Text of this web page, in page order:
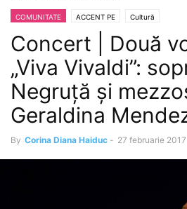
COMUNITATE ACCENT PE Cultură
Concert | Două
„Viva Vivaldi”:
Negruță și
Geraldina
By Corina Diana Haiduc - 27 februarie 2017